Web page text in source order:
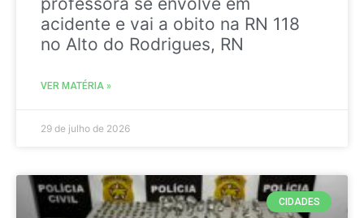
acidente e vai a obito na RN 118
no Alto do Rodrigues, RN
VER MATÉRIA »
29 de julho de 2026
CIDADES